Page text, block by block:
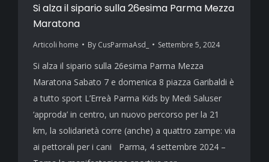
Si alza il sipario sulla 26esima Parma Mezza
Maratona
Articoli home By CusParmaAsd_ Settembre 5, 2024
Si alza il sipario sulla 26esima Parma Mezza
Maratona Sabato 7 e domenica 8 piazza Garibaldi è
a tutto sport L’Erreà Parma Kids by Medi Saluser
‘approda’ in centro, un nuovo percorso per la 21
km, la solidarietà corre (anche) a quattro zampe: via
ai pettorali per i cani Parma, 4 settembre 2024 –